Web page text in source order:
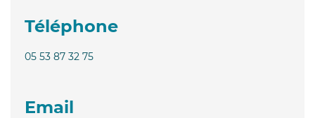
Téléphone
05 53 87 32 75
Email